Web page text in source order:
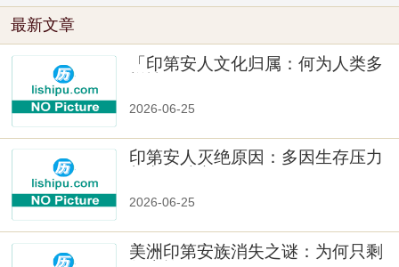
最新文章
「印第安人文化归属：何为人类多
2026-06-25
印第安人灭绝原因：多因生存压力
2026-06-25
美洲印第安族消失之谜：为何只剩